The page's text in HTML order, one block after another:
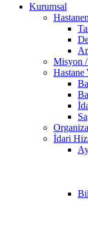
Kurumsal
Misyon
Hastane
İdari